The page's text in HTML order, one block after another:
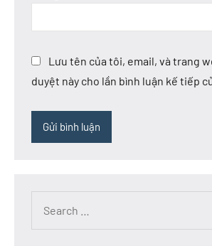
Lưu tên của tôi, email, và trang
duyệt này cho lần bình luận kế tiếp